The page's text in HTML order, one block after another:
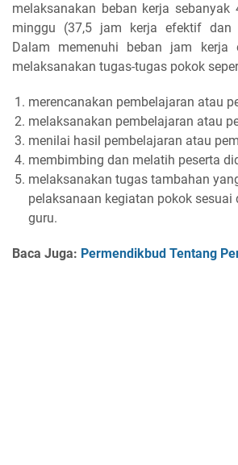
melaksanakan beban kerja
minggu (37,5 jam kerja efektif dan
Dalam memenuhi beban jam kerja
melaksanakan tugas-tugas pokok
merencanakan pembelajaran atau
melaksanakan pembelajaran atau
menilai hasil pembelajaran atau
membimbing dan melatih peserta
melaksanakan tugas tambahan
pelaksanaan kegiatan pokok sesuai
guru.
Baca Juga: Permendikbud Tentang